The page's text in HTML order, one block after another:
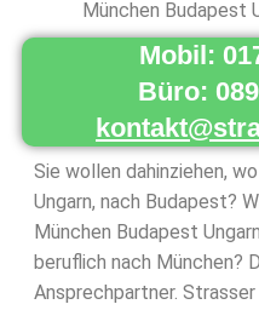
München Budapest
Mobil:
Büro:
Sie wollen dahinziehen,
Ungarn, nach Budapest?
München Budapest
beruflich nach München?
Ansprechpartner.